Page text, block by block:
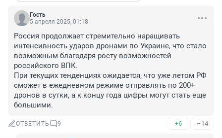
Гость
5 апреля 2025, 01:18
Россия продолжает стремительно наращивать
интенсивность ударов дронами по Украине, что стало
возможным благодаря росту возможностей
российского ВПК.
При текущих тенденциях ожидается, что уже летом РФ
сможет в ежедневном режиме отправлять по 200+
дронов в сутки, а к концу года цифры могут стать еще
большими.
ОТВЕТИТЬ 9 +6 –14